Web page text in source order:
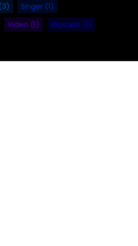
Singer (1)
Video (1) Wasanti (1)